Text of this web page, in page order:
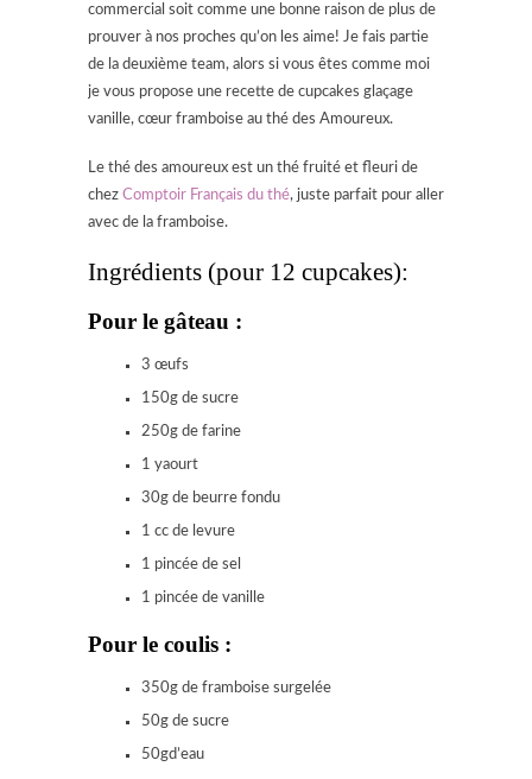
commercial soit comme une bonne raison de plus de
prouver à nos proches qu’on les aime! Je fais partie
de la deuxième team, alors si vous êtes comme moi
je vous propose une recette de cupcakes glaçage
vanille, cœur framboise au thé des Amoureux.
Le thé des amoureux est un thé fruité et fleuri de
chez Comptoir Français du thé, juste parfait pour aller
avec de la framboise.
Ingrédients (pour 12 cupcakes):
Pour le gâteau :
3 œufs
150g de sucre
250g de farine
1 yaourt
30g de beurre fondu
1 cc de levure
1 pincée de sel
1 pincée de vanille
Pour le coulis :
350g de framboise surgelée
50g de sucre
50gd’eau